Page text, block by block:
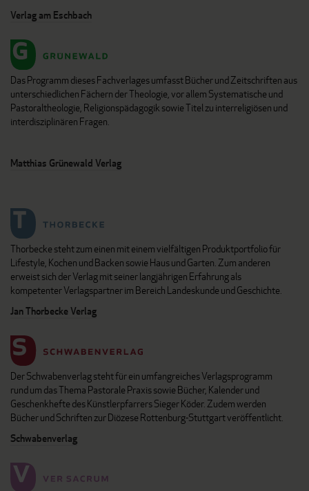
Verlag am Eschbach
Das Programm dieses Fachverlages umfasst Bücher und Zeitschriften aus
unterschiedlichen Fächern der Theologie, vor allem Systematische und
Pastoraltheologie, Religionspädagogik sowie Titel zu interreligiösen und
interdisziplinären Fragen.
Matthias Grünewald Verlag
Thorbecke steht zum einen mit einem vielfältigen Produktportfolio für
Lifestyle, Kochen und Backen sowie Haus und Garten. Zum anderen
erweist sich der Verlag mit seiner langjährigen Erfahrung als
kompetenter Verlagspartner im Bereich Landeskunde und Geschichte.
Jan Thorbecke Verlag
Der Schwabenverlag steht für ein umfangreiches Verlagsprogramm
rund um das Thema Pastorale Praxis sowie Bücher, Kalender und
Geschenkhefte des Künstlerpfarrers Sieger Köder. Zudem werden
Bücher und Schriften zur Diözese Rottenburg-Stuttgart veröffentlicht.
Schwabenverlag